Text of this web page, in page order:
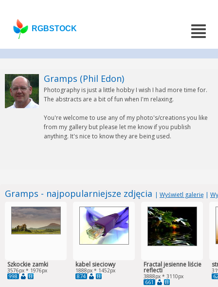
RGBSTOCK
Gramps (Phil Edon)
Photography is just a little hobby I wish I had more time for.
The abstracts are a bit of fun when I'm relaxing.
You're welcome to use any of my photo's/creations you like
from my gallery but please let me know if you publish
anything. It's nice to know they are being used.
Gramps - najpopularniejsze zdjęcia | Wyświetl galerię |
Szkockie zamki
3576px * 1976px
998
kabel sieciowy
1888px * 1452px
874
Fractal jesienne liście
reflecti
3888px * 3110px
661